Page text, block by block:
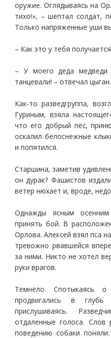
оружие. Оглядываясь на
тихо!», – шептал солдат,
Только напряженные уши
– Как это у тебя
– У моего деда медведи
танцевали! – отвечал цыган.
Как-то разведгруппа,
Гуриным, взяла
что его добрый пёс,
оскалил белоснежные
и попятился.
Старшина, заметив
он дурак? Фашистов
ветер нюхает и, вроде,
Однажды ясным
принять бой. В
Орлова. Алексей взял пса
тревожно рвавшейся
за ними. Никто не хотел
руки врагов.
Темнело. Спотыкаясь о
продвигались в
прислушиваясь.
отдаленные голоса.
поведению собаки